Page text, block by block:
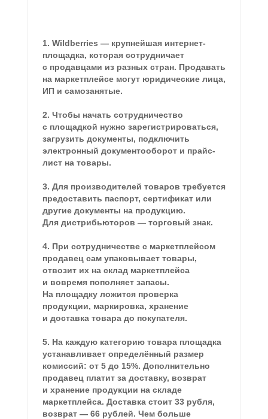
1. Wildberries — крупнейшая интернет-
площадка, которая сотрудничает
с продавцами из разных стран. Продавать
на маркетплейсе могут юридические лица,
ИП и самозанятые.
2. Чтобы начать сотрудничество
с площадкой нужно зарегистрироваться,
загрузить документы, подключить
электронный документооборот и прайс-
лист на товары.
3. Для производителей товаров требуется
предоставить паспорт, сертификат или
другие документы на продукцию.
Для дистрибьюторов — торговый знак.
4. При сотрудничестве с маркетплейсом
продавец сам упаковывает товары,
отвозит их на склад маркетплейса
и вовремя пополняет запасы.
На площадку ложится проверка
продукции, маркировка, хранение
и доставка товара до покупателя.
5. На каждую категорию товара площадка
устанавливает определённый размер
комиссий: от 5 до 15%. Дополнительно
продавец платит за доставку, возврат
и хранение продукции на складе
маркетплейса. Доставка стоит 33 рубля,
возврат — 66 рублей. Чем больше